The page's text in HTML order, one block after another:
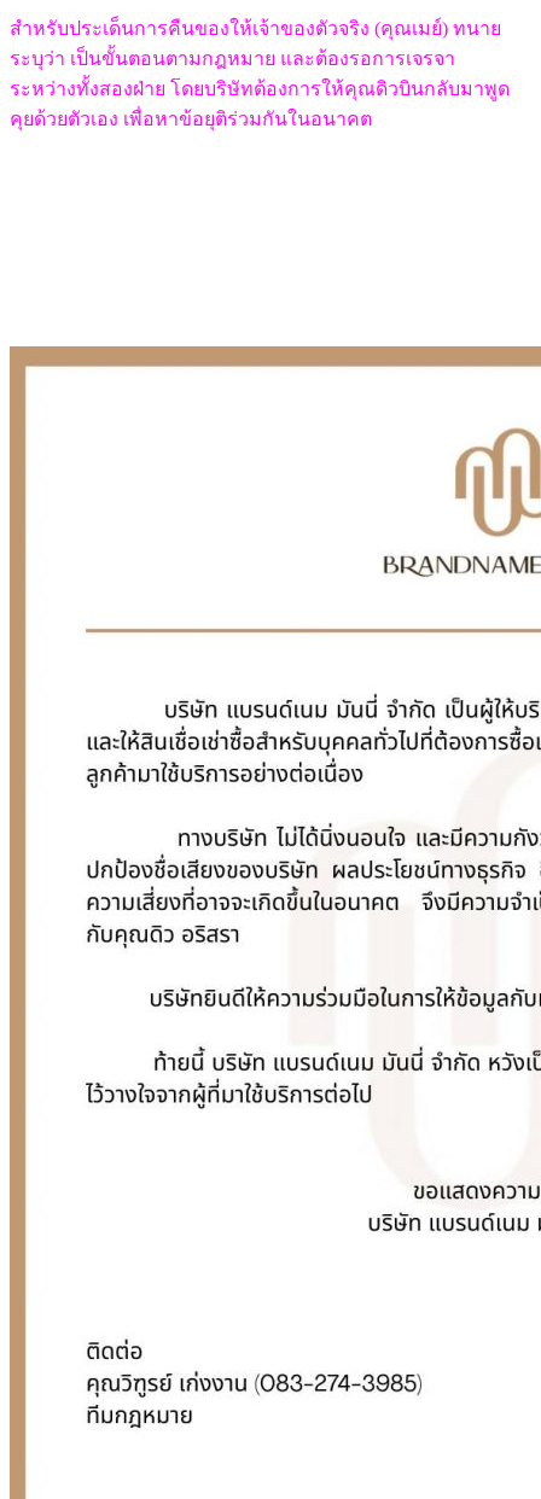
สำหรับประเด็นการคืนของให้เจ้าของตัวจริง (คุณเมย์) ทนาย
ระบุว่า เป็นขั้นตอนตามกฎหมาย และต้องรอการเจรจา
ระหว่างทั้งสองฝ่าย โดยบริษัทต้องการให้คุณดิวบินกลับมาพูด
คุยด้วยตัวเอง เพื่อหาข้อยุติร่วมกันในอนาคต